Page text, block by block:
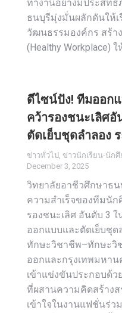
ทำงานอย่างมีประสิท
ธนบุรีมุ่งมั่นผลักดันให้
วัฒนธรรมองค์กร สร้า
(Healthy Workplace)
ดีไซน์ปัง! ทีมออก
คว้ารองชนะเลิศ
ตัดเย็บชุดลำลอง
ข่าวทั่วไป, ข่าวนักเรียน-นักศึ
December 3, 2025
วิทยาลัยอาชีวศึกษาธ
ความสำเร็จของทีมนั
รองชนะเลิศ อันดับ 3
ออกแบบและตัดเย็บชุ
ทักษะวิชาชีพ–ทักษะวิ
ออกและกรุงเทพมหาน
เข้าแข่งขันประกอบด้
ที่ผสานความคิดสร้าง
เข้าใจในงานแฟชั่นร่ว